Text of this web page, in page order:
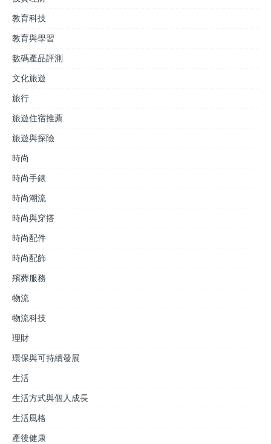
教育科技
教育與學習
數碼產品評測
文化旅遊
旅行
旅遊住宿推薦
旅遊與探險
時尚
時尚手錶
時尚潮流
時尚與穿搭
時尚配件
時尚配飾
殯葬服務
物流
物流科技
理財
環保與可持續發展
生活
生活方式與個人成長
生活風格
產後健康